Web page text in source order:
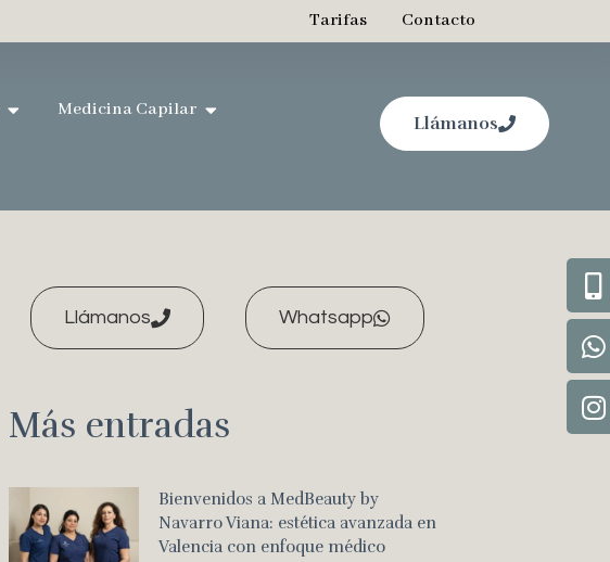
Tarifas Contacto
Medicina Capilar
Llámanos
Llámanos Whatsapp
Más entradas
Bienvenidos a MedBeauty by
Navarro Viana: estética avanzada en
Valencia con enfoque médico